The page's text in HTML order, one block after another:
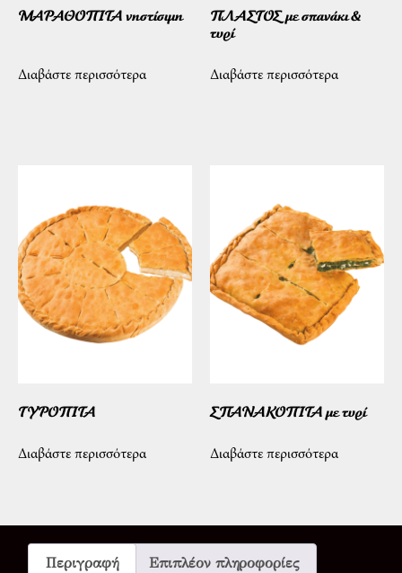
ΜΑΡΑΘΟΠΙΤΑ νηστίσιμη
Διαβάστε περισσότερα
ΠΛΑΣΤΟΣ με σπανάκι &
τυρί
Διαβάστε περισσότερα
ΤΥΡΟΠΙΤΑ
Διαβάστε περισσότερα
ΣΠΑΝΑΚΟΠΙΤΑ με τυρί
Διαβάστε περισσότερα
Περιγραφή Επιπλέον πληροφορίες